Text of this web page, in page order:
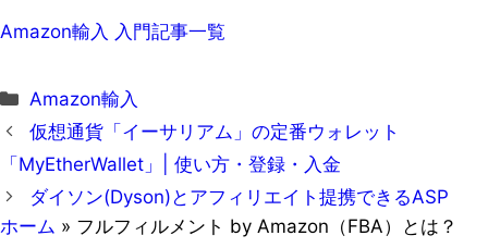
Amazon輸入 入門記事一覧
カ
テ
リ
ー
Amazon輸入
仮想通貨「イーサリアム」の定番ウォレット
「MyEtherWallet」| 使い方・登録・入金
ダイソン(Dyson)とアフィリエイト提携できるASP
ホーム » フルフィルメント by Amazon（FBA）とは？